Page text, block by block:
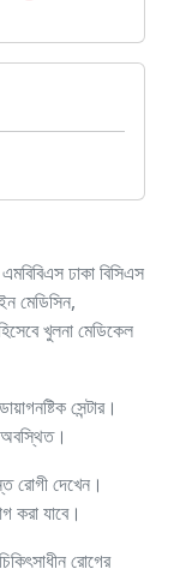
ঢাকা বিসিএস
মেডিসিন,
খুলনা মেডিকেল
সেন্টার।
রোগী দেখেন।
করা যাবে।
রোগের